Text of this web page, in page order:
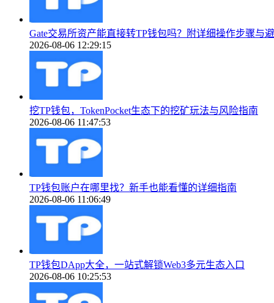
Gate交易所资产能直接转TP钱包吗？附详细操作步骤与
2026-08-06 12:29:15
挖TP钱包，TokenPocket生态下的挖矿玩法与风险指南
2026-08-06 11:47:53
TP钱包账户在哪里找？新手也能看懂的详细指南
2026-08-06 11:06:49
TP钱包DApp大全，一站式解锁Web3多元生态入口
2026-08-06 10:25:53